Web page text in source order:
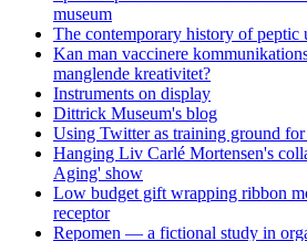
museum
The contemporary history of peptic
Kan man vaccinere
manglende kreativitet?
Instruments on display
Dittrick Museum's blog
Using Twitter as training ground
Hanging Liv Carlé Mortensen's
Aging' show
Low budget gift wrapping ribbon
receptor
Repomen — a fictional study in